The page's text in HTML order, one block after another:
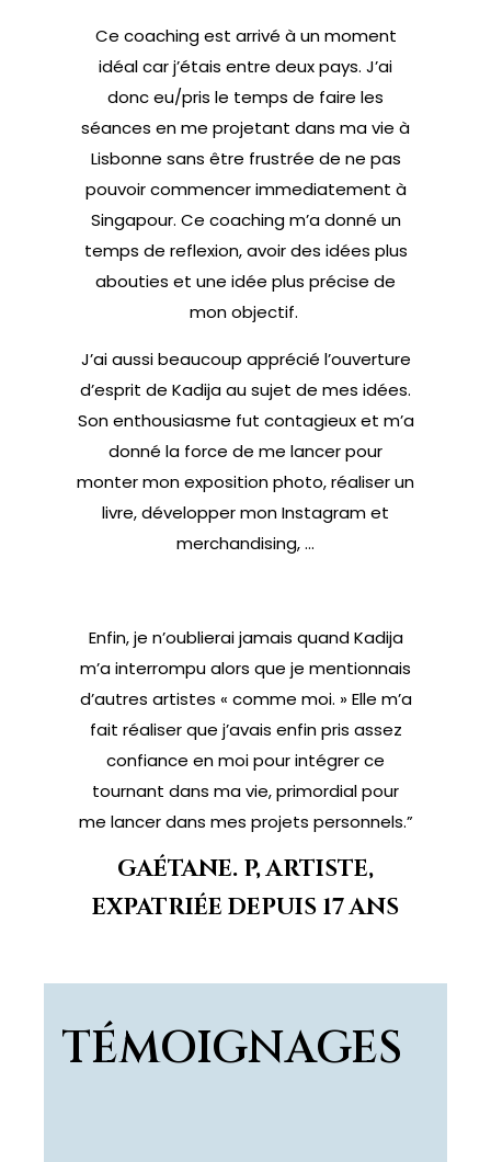
Ce coaching est arrivé à un moment
idéal car j’étais entre deux pays. J’ai
donc eu/pris le temps de faire les
séances en me projetant dans ma vie à
Lisbonne sans être frustrée de ne pas
pouvoir commencer immediatement à
Singapour. Ce coaching m’a donné un
temps de reflexion, avoir des idées plus
abouties et une idée plus précise de
mon objectif.
J’ai aussi beaucoup apprécié l’ouverture
d’esprit de Kadija au sujet de mes idées.
Son enthousiasme fut contagieux et m’a
donné la force de me lancer pour
monter mon exposition photo, réaliser un
livre, développer mon Instagram et
merchandising, …
Enfin, je n’oublierai jamais quand Kadija
m’a interrompu alors que je mentionnais
d’autres artistes « comme moi. » Elle m’a
fait réaliser que j’avais enfin pris assez
confiance en moi pour intégrer ce
tournant dans ma vie, primordial pour
me lancer dans mes projets personnels.”
GAÉTANE. P, ARTISTE,
EXPATRIÉE DEPUIS 17 ANS
TÉMOIGNAGES